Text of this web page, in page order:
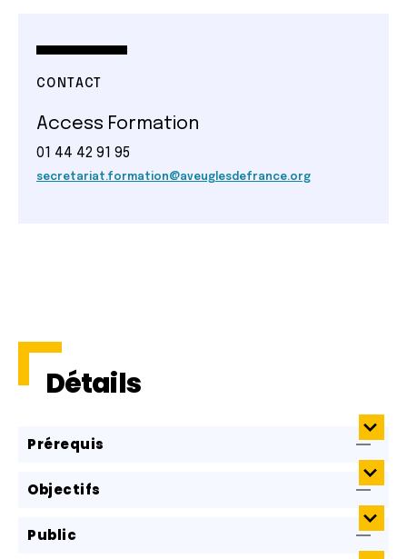
CONTACT
Access Formation
01 44 42 91 95
secretariat.formation@aveuglesdefrance.org
Détails
Prérequis
Objectifs
Public